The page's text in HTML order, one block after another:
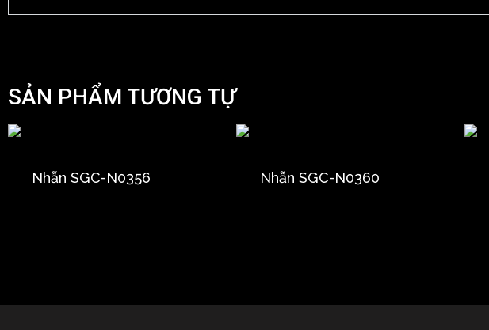
SẢN PHẨM TƯƠNG TỰ
Nhẫn SGC-N0356 Nhẫn SGC-N0360